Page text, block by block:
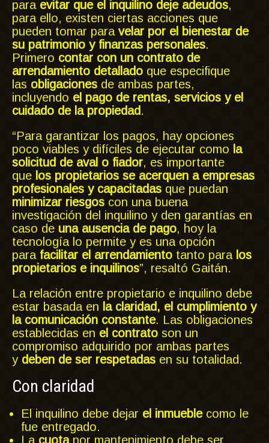
para evitar que el inquilino deje adeudos,
para ello, existen ciertas acciones que
pueden tomar para velar por el bienestar de
su patrimonio y finanzas personales.
Primero contar con un contrato de
arrendamiento detallado que especifique
las obligaciones de ambas partes,
incluyendo el pago de rentas, servicios y el
cuidado de la propiedad.
“Para garantizar los pagos, hay opciones
poco viables y difíciles de ejecutar como la
solicitud de aval o fiador, es importante
que los propietarios se acerquen a empresas
profesionales y capacitadas que puedan
minimizar riesgos con una buena
investigación del inquilino y den garantías en
caso de una ausencia de pago, hoy la
tecnología lo permite y es una opción
para facilitar el arrendamiento tanto para los
propietarios e inquilinos”, resaltó Gaitán.
La relación entre propietario e inquilino debe
estar basada en la claridad, el cumplimiento y
la comunicación constante. Las obligaciones
establecidas en el contrato son un
compromiso adquirido por ambas partes
y deben de ser respetadas en su totalidad.
Con claridad
El inquilino debe dejar el inmueble como le
fue entregado.
La cuota por mantenimiento debe ser